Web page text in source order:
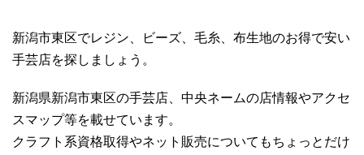
新潟市東区でレジン、ビーズ、毛糸、布生地のお得で安い
手芸店を探しましょう。
新潟県新潟市東区の手芸店、中央ネームの店情報やアクセ
スマップ等を載せています。
クラフト系資格取得やネット販売についてもちょっとだけ